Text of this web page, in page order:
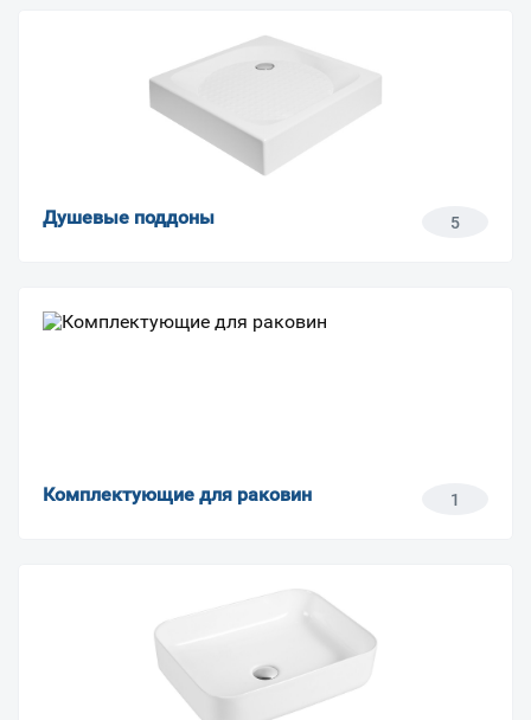
Душевые поддоны 5
Комплектующие для раковин 1